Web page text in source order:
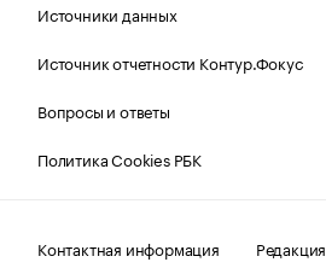
Источники данных
Источник отчетности Контур.Фокус
Вопросы и ответы
Политика Cookies РБК
Контактная информация
Редакция